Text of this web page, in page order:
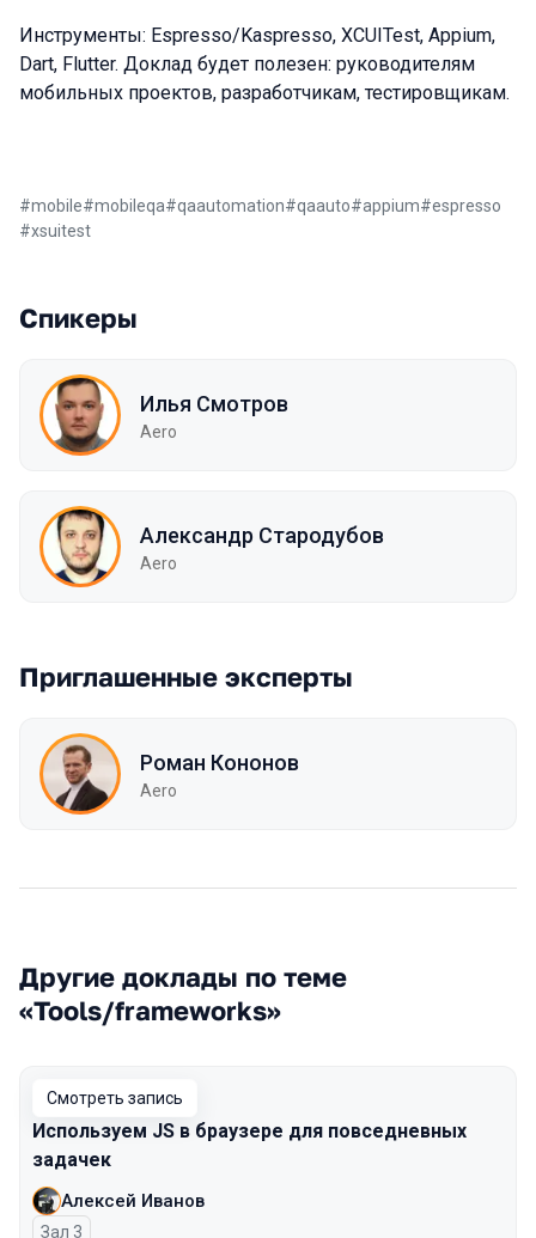
Инструменты: Espresso/Kaspresso, XCUITest, Appium,
Dart, Flutter. Доклад будет полезен: руководителям
мобильных проектов, разработчикам, тестировщикам.
#mobile#mobileqa#qaautomation#qaauto#appium#espresso
#xsuitest
Спикеры
Илья Смотров
Aero
Александр Стародубов
Aero
Приглашенные эксперты
Роман Кононов
Aero
Другие доклады по теме
«Tools/frameworks»
Смотреть запись
Используем JS в браузере для повседневных
задачек
Алексей Иванов
Зал 3